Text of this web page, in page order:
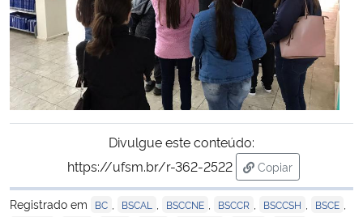
Divulgue este conteúdo:
https://ufsm.br/r-362-2522
Copiar
para área de
Registrado em
BC BSCAL BSCCNE BSCCR BSCCSH BSCE